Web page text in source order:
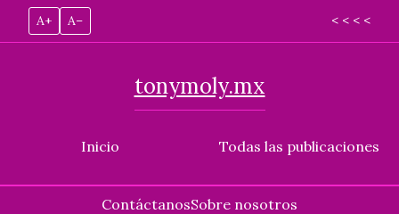
A+ A– < < < <
Inicio
tonymoly.mx
Todas las publicaciones
ContáctanosSobre nosotros